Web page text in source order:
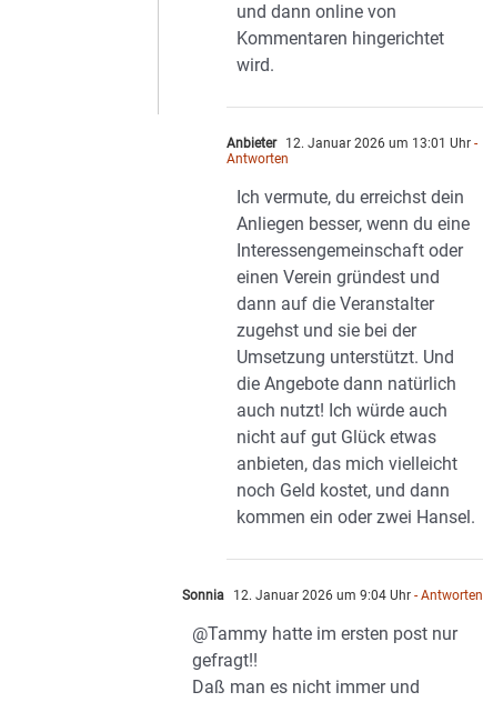
und dann online von
Kommentaren hingerichtet
wird.
Anbieter 12. Januar 2026 um 13:01 Uhr -
Antworten
Ich vermute, du erreichst dein
Anliegen besser, wenn du eine
Interessengemeinschaft oder
einen Verein gründest und
dann auf die Veranstalter
zugehst und sie bei der
Umsetzung unterstützt. Und
die Angebote dann natürlich
auch nutzt! Ich würde auch
nicht auf gut Glück etwas
anbieten, das mich vielleicht
noch Geld kostet, und dann
kommen ein oder zwei Hansel.
Sonnia 12. Januar 2026 um 9:04 Uhr - Antworten
@Tammy hatte im ersten post nur
gefragt!!
Daß man es nicht immer und